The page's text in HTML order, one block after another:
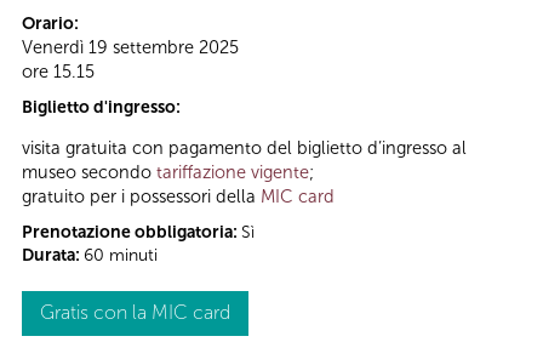
Orario:
Venerdì 19 settembre 2025
ore 15.15
Biglietto d'ingresso:
visita gratuita con pagamento del biglietto d’ingresso al
museo secondo tariffazione vigente;
gratuito per i possessori della MIC card
Prenotazione obbligatoria: Sì
Durata: 60 minuti
Gratis con la MIC card